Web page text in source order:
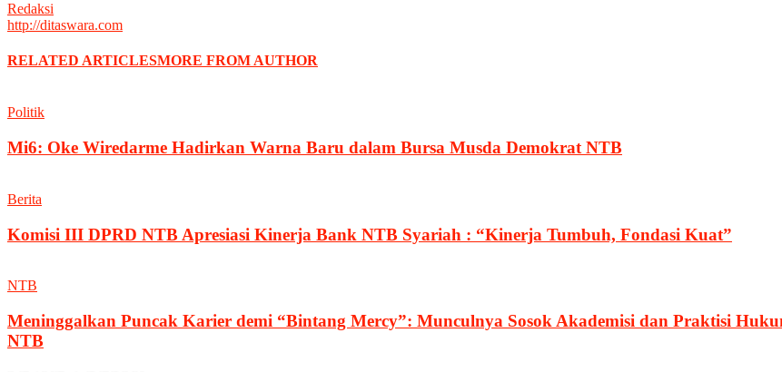
Redaksi
http://ditaswara.com
RELATED ARTICLESMORE FROM AUTHOR
Politik
Mi6: Oke Wiredarme Hadirkan Warna Baru dalam Bursa Musda Demokrat NTB
Berita
Komisi III DPRD NTB Apresiasi Kinerja Bank NTB Syariah : “Kinerja Tumbuh, Fondasi Kuat”
NTB
Meninggalkan Puncak Karier demi “Bintang Mercy”: Munculnya Sosok Akademisi dan Praktisi
NTB